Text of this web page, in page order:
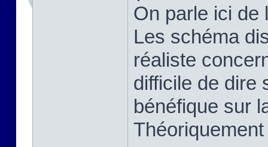
On parle ici de
Les schéma
réaliste
difficile de dire
bénéfique sur